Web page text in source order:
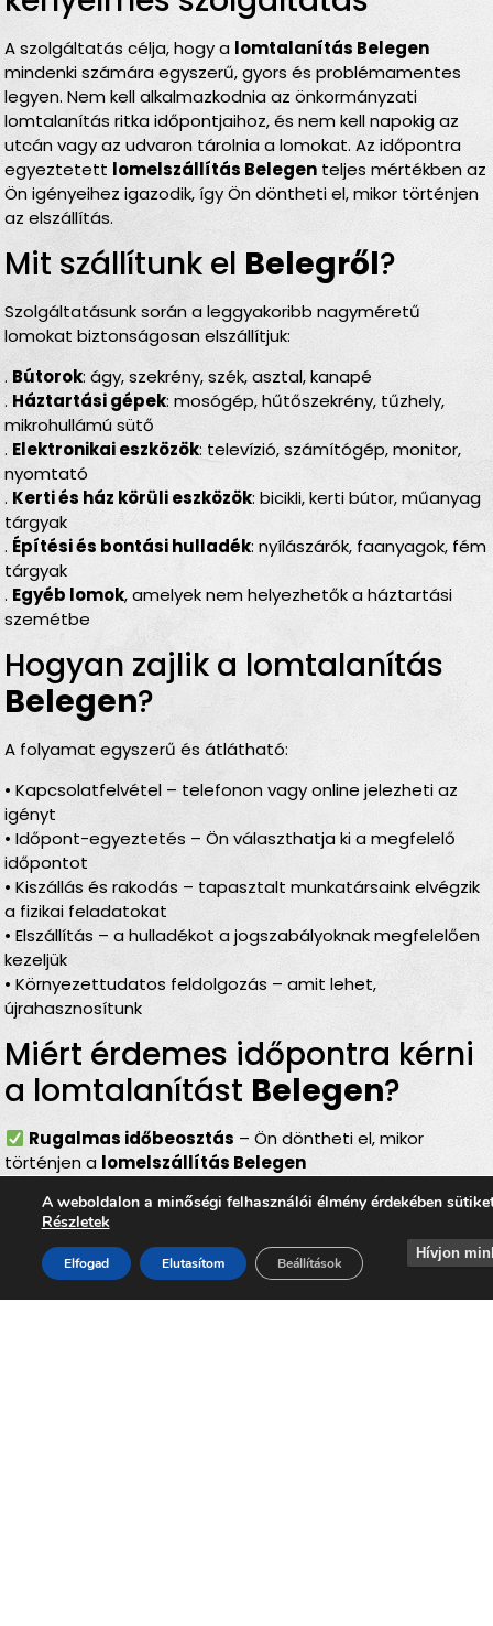
A szolgáltatás célja, hogy a lomtalanítás Belegen
mindenki számára egyszerű, gyors és problémamentes
legyen. Nem kell alkalmazkodnia az önkormányzati
lomtalanítás ritka időpontjaihoz, és nem kell napokig az
utcán vagy az udvaron tárolnia a lomokat. Az időpontra
egyeztetett lomelszállítás Belegen teljes mértékben az
Ön igényeihez igazodik, így Ön döntheti el, mikor történjen
az elszállítás.
Mit szállítunk el Belegről?
Szolgáltatásunk során a leggyakoribb nagyméretű
lomokat biztonságosan elszállítjuk:
. Bútorok: ágy, szekrény, szék, asztal, kanapé
. Háztartási gépek: mosógép, hűtőszekrény, tűzhely,
mikrohullámú sütő
. Elektronikai eszközök: televízió, számítógép, monitor,
nyomtató
. Kerti és ház körüli eszközök: bicikli, kerti bútor, műanyag
tárgyak
. Építési és bontási hulladék: nyílászárók, faanyagok, fém
tárgyak
. Egyéb lomok, amelyek nem helyezhetők a háztartási
szemétbe
Hogyan zajlik a lomtalanítás
Belegen?
A folyamat egyszerű és átlátható:
• Kapcsolatfelvétel – telefonon vagy online jelezheti az
igényt
• Időpont-egyeztetés – Ön választhatja ki a megfelelő
időpontot
• Kiszállás és rakodás – tapasztalt munkatársaink elvégzik
a fizikai feladatokat
• Elszállítás – a hulladékot a jogszabályoknak megfelelően
kezeljük
• Környezettudatos feldolgozás – amit lehet,
újrahasznosítunk
Miért érdemes időpontra kérni
a lomtalanítást Belegen?
Rugalmas időbeosztás – Ön döntheti el, mikor
történjen a lomelszállítás Belegen
elszámolás egyben
Bírságmentes megoldás
– nem kell közterületre
kihelyezni a lomokat
Környezetbarát feldolgozás– felelős, szelektív
A weboldalon a minőségi felhasználói élmény érdekében
Részletek
Elfogad Elutasítom Beállítások
Hívjon